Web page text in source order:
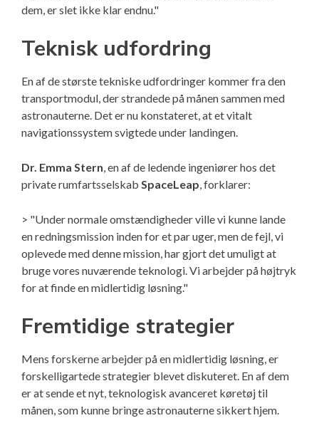
dem, er slet ikke klar endnu."
Teknisk udfordring
En af de største tekniske udfordringer kommer fra den
transportmodul, der strandede på månen sammen med
astronauterne. Det er nu konstateret, at et vitalt
navigationssystem svigtede under landingen.
Dr. Emma Stern, en af de ledende ingeniører hos det
private rumfartsselskab SpaceLeap, forklarer:
> "Under normale omstændigheder ville vi kunne lande
en redningsmission inden for et par uger, men de fejl, vi
oplevede med denne mission, har gjort det umuligt at
bruge vores nuværende teknologi. Vi arbejder på højtryk
for at finde en midlertidig løsning."
Fremtidige strategier
Mens forskerne arbejder på en midlertidig løsning, er
forskelligartede strategier blevet diskuteret. En af dem
er at sende et nyt, teknologisk avanceret køretøj til
månen, som kunne bringe astronauterne sikkert hjem.